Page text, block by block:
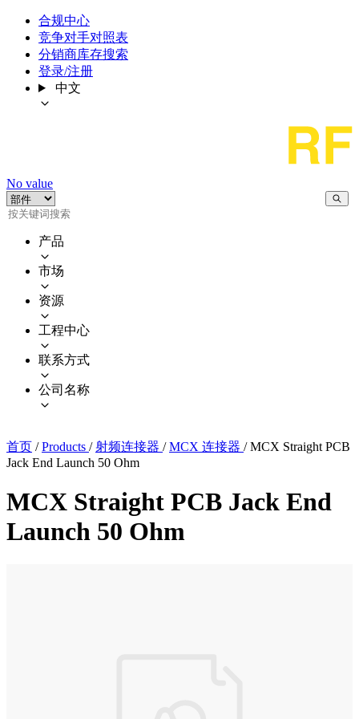
合规中心
竞争对手对照表
分销商库存搜索
登录/注册
中文
No value
产品
市场
资源
工程中心
联系方式
公司名称
首页 / Products / 射频连接器 / MCX 连接器 / MCX Straight PCB
Jack End Launch 50 Ohm
MCX Straight PCB Jack End
Launch 50 Ohm